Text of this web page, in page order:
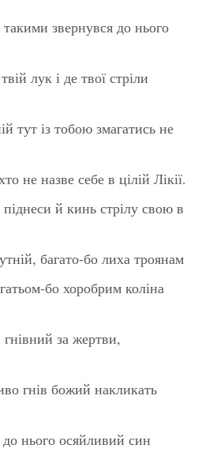
звернувся до нього
лук і де твої стріли
тут із тобою змагатись не
не назве себе в цілій Лікії.
й кинь стрілу свою в
багато-бо лиха троянам
бо хоробрим коліна
за жертви,
гнів божий накликать
нього осяйливий син